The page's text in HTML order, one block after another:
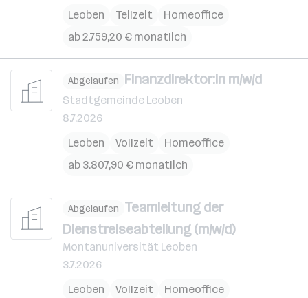
Leoben
Teilzeit
Homeoffice
ab 2.759,20 € monatlich
Abgelaufen Finanzdirektor:in m/w/d
Stadtgemeinde Leoben
8.7.2026
Leoben
Vollzeit
Homeoffice
ab 3.807,90 € monatlich
Abgelaufen Teamleitung der
Dienstreiseabteilung (m/w/d)
Montanuniversität Leoben
3.7.2026
Leoben
Vollzeit
Homeoffice